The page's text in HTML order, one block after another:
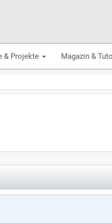
& Projekte Magazin &